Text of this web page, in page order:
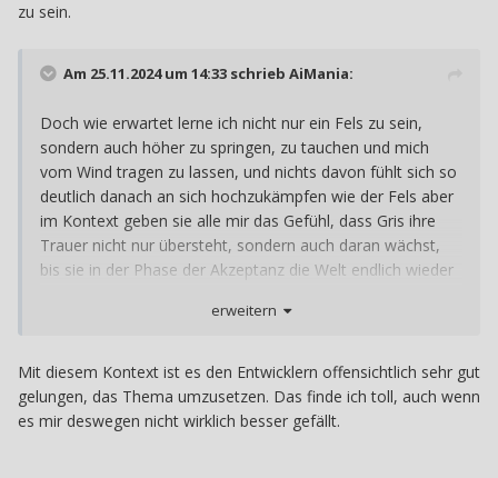
zu sein.
Am 25.11.2024 um 14:33 schrieb AiMania:
Doch wie erwartet lerne ich nicht nur ein Fels zu sein,
sondern auch höher zu springen, zu tauchen und mich
vom Wind tragen zu lassen, und nichts davon fühlt sich so
deutlich danach an sich hochzukämpfen wie der Fels aber
im Kontext geben sie alle mir das Gefühl, dass Gris ihre
Trauer nicht nur übersteht, sondern auch daran wächst,
bis sie in der Phase der Akzeptanz die Welt endlich wieder
treffend, denn aus Erfahrung kann ich sagen, dass der
auch keine Einbildung, die plötzliche Wahrnehmung neuer
strahlender Farben nach einer überstandenen Depression
sind absolut real.
erweitern
Mit diesem Kontext ist es den Entwicklern offensichtlich sehr gut
gelungen, das Thema umzusetzen. Das finde ich toll, auch wenn
es mir deswegen nicht wirklich besser gefällt.